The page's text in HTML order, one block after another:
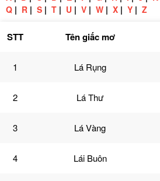
Q | R | S | T | U | V | W | X | Y | Z
STT Tên giấc mơ
1 Lá Rụng
2 Lá Thư
3 Lá Vàng
4 Lái Buôn